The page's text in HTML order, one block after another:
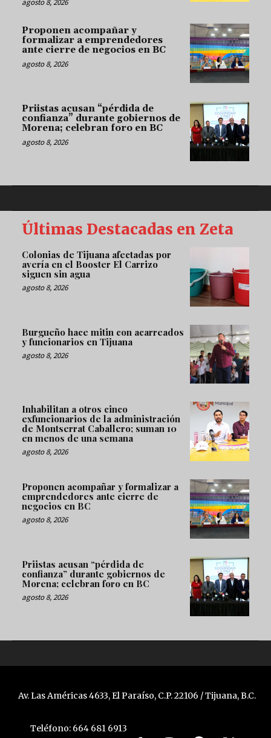
agosto 8, 2026
Proponen acompañar y
formalizar a emprendedores
ante cierre de negocios en BC
agosto 8, 2026
Priistas acusan “pérdida de
confianza” durante gobiernos de
Morena; celebran foro en BC
agosto 8, 2026
Últimas Destacadas en Zeta
Colonias de Tijuana afectadas por
avería en el Booster El Carrizo
siguen sin agua
agosto 8, 2026
Burgueño hace mitin con acarreados
y funcionarios en Tijuana
agosto 8, 2026
Inhabilitan a otros cinco
exfuncionarios de la administración
de Montserrat Caballero; suman 10
en menos de una semana
agosto 8, 2026
Proponen acompañar y formalizar a
emprendedores ante cierre de
negocios en BC
agosto 8, 2026
Priistas acusan “pérdida de
confianza” durante gobiernos de
Morena; celebran foro en BC
agosto 8, 2026
Av. Las Américas 4633, El Paraíso, C.P. 22106 / Tijuana, B.C.
Teléfono: 664 681 6913